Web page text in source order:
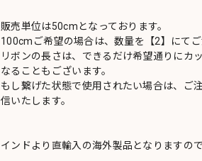
販売単位は50cmとなっております。
100cmご希望の場合は、数量を【2】にてご
リボンの長さは、できるだけ希望通りにカ
なることもございます。
もし繋げた状態で使用されたい場合は、ご
信いたします。
インドより直輸入の海外製品となりますので